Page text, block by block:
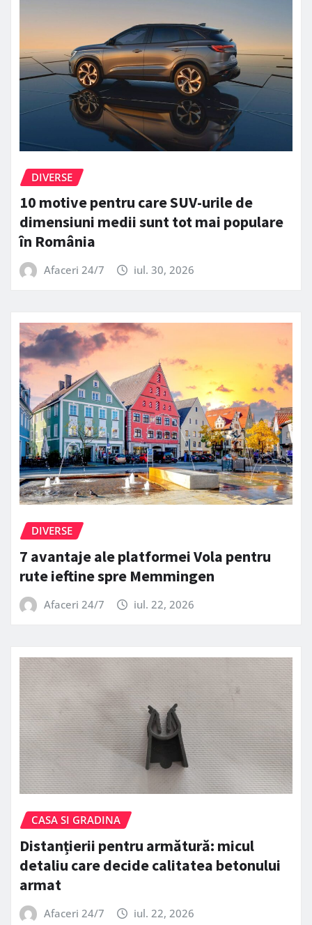
DIVERSE
10 motive pentru care SUV-urile de
dimensiuni medii sunt tot mai populare
în România
Afaceri 24/7 iul. 30, 2026
DIVERSE
7 avantaje ale platformei Vola pentru
rute ieftine spre Memmingen
Afaceri 24/7 iul. 22, 2026
CASA SI GRADINA
Distanțierii pentru armătură: micul
detaliu care decide calitatea betonului
armat
Afaceri 24/7 iul. 22, 2026